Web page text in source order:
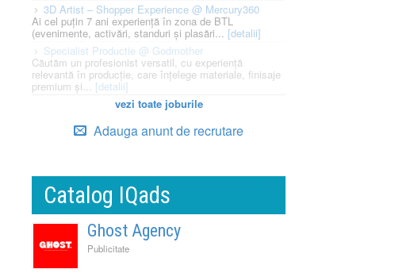
3D Artist – Shopper Experience @ Mercury360
Ai cel puțin 7 ani experiență în zona de BTL
(evenimente, activări, standuri și plasări... [detalii]
Specialist Productie @ Godmother
Căutăm un profesionist versatil, cu experiență
relevantă în producție, care înțelege materiale, finisaje
premium și... [detalii]
vezi toate joburile
Adauga anunt de recrutare
Catalog IQads
Ghost Agency
Publicitate